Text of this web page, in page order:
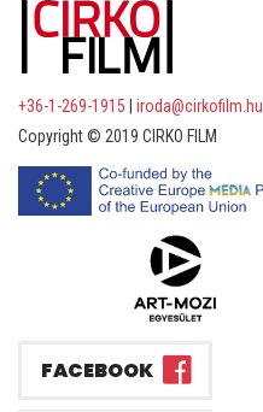
+36-1-269-1915
iroda@cirkofilm.hu
Copyright © 2019 CIRKO FILM
FACEBOOK